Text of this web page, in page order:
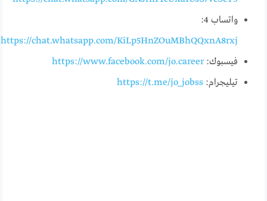
واتساب 4:
https://chat.whatsapp.com/KiLp5HnZOuMBhQQxnA8rxj
فيسبوك:https://www.facebook.com/jo.career
تيليجرام:https://t.me/jo_jobss